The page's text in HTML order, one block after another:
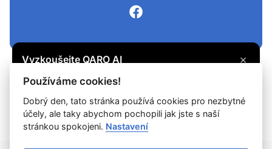
© 2026Divišov městys Všechna práva vyhrazena
Snadné čtení
Prohlášení o ochraně soukromí Prohlášení o přístupnosti
×
Vyzkoušejte QARO AI
Máte otázku? Zeptejte se na cokoli, co vás
Vyzkoušet
Používáme cookies!
Dobrý den, tato stránka používá cookies pro nezbytné
účely, ale taky abychom pochopili jak jste s naší
stránkou spokojeni. Nastavení